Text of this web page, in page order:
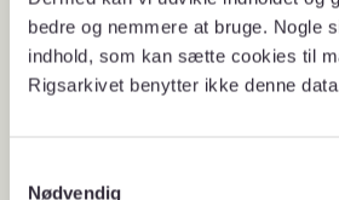
bedre og nemmere at bruge. Nogle
indhold, som kan sætte cookies til
Rigsarkivet benytter ikke denne
Nødvendig